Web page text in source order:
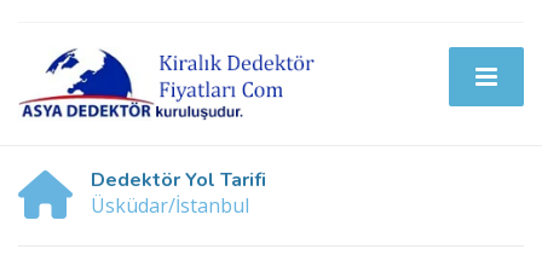
Dedektör Yol Tarifi
Üsküdar/İstanbul